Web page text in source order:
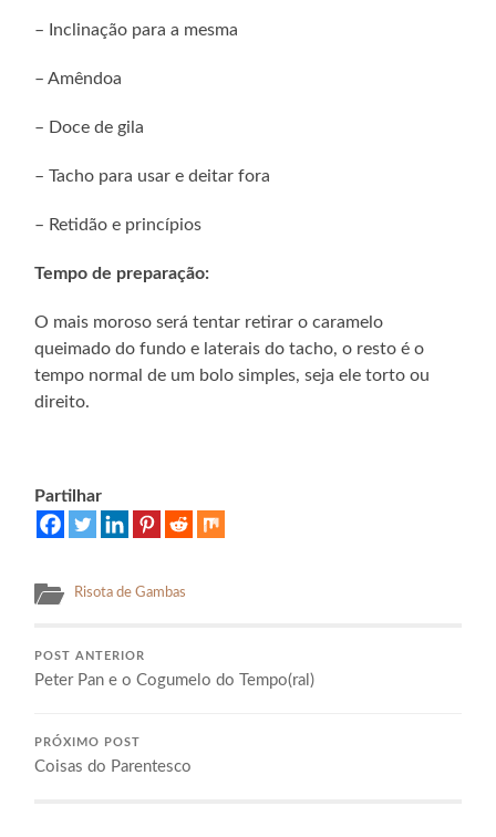
– Inclinação para a mesma
– Amêndoa
– Doce de gila
– Tacho para usar e deitar fora
– Retidão e princípios
Tempo de preparação:
O mais moroso será tentar retirar o caramelo
queimado do fundo e laterais do tacho, o resto é o
tempo normal de um bolo simples, seja ele torto ou
direito.
Partilhar
Risota de Gambas
POST ANTERIOR
Peter Pan e o Cogumelo do Tempo(ral)
PRÓXIMO POST
Coisas do Parentesco